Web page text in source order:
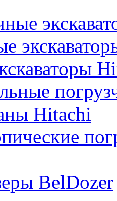
Hitachi
BelDozer